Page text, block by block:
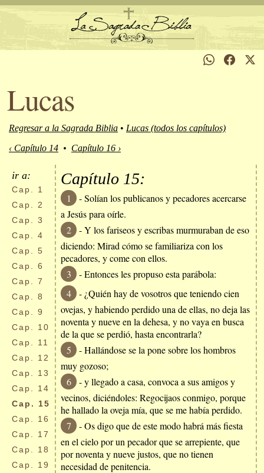
Lucas
Regresar a la Sagrada Biblia • Lucas (todos los capítulos)
‹ Capítulo 14 • Capítulo 16 ›
ir a:
Cap.
1
Cap.
2
Cap.
3
Cap.
4
Cap.
5
Cap.
6
Cap.
7
Cap.
8
Cap.
9
Cap.
10
Cap.
11
Cap.
12
Cap.
13
Cap.
14
Cap.
15
Cap.
16
Cap.
17
Cap.
18
Cap.
19
Capítulo 15:
1
- Solían los publicanos y pecadores acercarse
a Jesús para oírle.
2
- Y los fariseos y escribas murmuraban de eso
diciendo: Mirad cómo se familiariza con los
pecadores, y come con ellos.
3
- Entonces les propuso esta parábola:
4
- ¿Quién hay de vosotros que teniendo cien
ovejas, y habiendo perdido una de ellas, no deja las
noventa y nueve en la dehesa, y no vaya en busca
de la que se perdió, hasta encontrarla?
5
- Hallándose se la pone sobre los hombros
muy gozoso;
6
- y llegado a casa, convoca a sus amigos y
vecinos, diciéndoles: Regocijaos conmigo, porque
he hallado la oveja mía, que se me había perdido.
7
- Os digo que de este modo habrá más fiesta
en el cielo por un pecador que se arrepiente, que
por noventa y nueve justos, que no tienen
necesidad de penitencia.